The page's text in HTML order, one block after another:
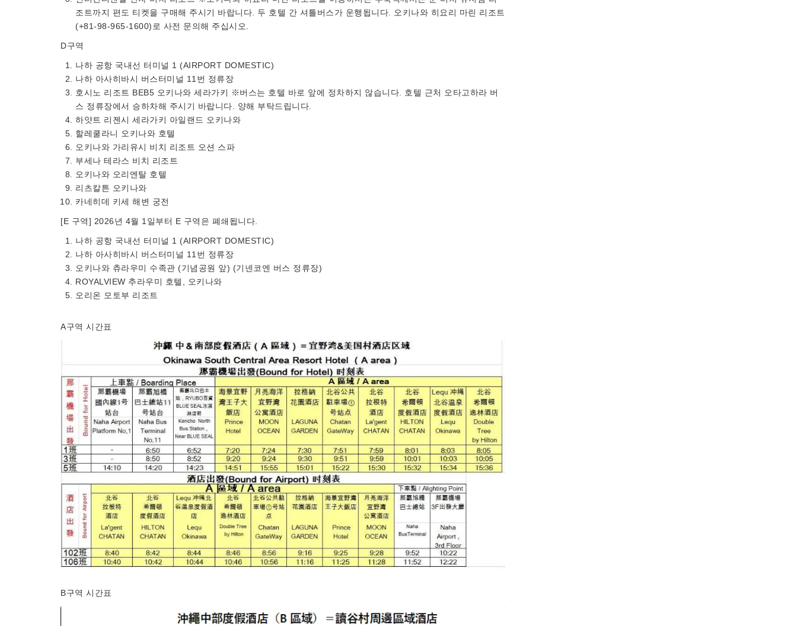
조트까지 편도 티켓을 구매해 주시기 바랍니다. 두 호텔 간 셔틀버스가 운행됩니다. 오키나와 히요리 마린 리조트
(+81-98-965-1600)로 사전 문의해 주십시오.
D구역
나하 공항 국내선 터미널 1 (AIRPORT DOMESTIC)
나하 아사히바시 버스터미널 11번 정류장
호시노 리조트 BEB5 오키나와 세라가키 ※버스는 호텔 바로 앞에 정차하지 않습니다. 호텔 근처 오타고하라 버
스 정류장에서 승하차해 주시기 바랍니다. 양해 부탁드립니다.
하얏트 리젠시 세라가키 아일랜드 오키나와
할레쿨라니 오키나와 호텔
오키나와 가리유시 비치 리조트 오션 스파
부세나 테라스 비치 리조트
오키나와 오리엔탈 호텔
리츠칼튼 오키나와
카네히데 키세 해변 궁전
[E 구역] 2026년 4월 1일부터 E 구역은 폐쇄됩니다.
나하 공항 국내선 터미널 1 (AIRPORT DOMESTIC)
나하 아사히바시 버스터미널 11번 정류장
오키나와 츄라우미 수족관 (기념공원 앞) (기넨코엔 버스 정류장)
ROYALVIEW 추라우미 호텔, 오키나와
오리온 모토부 리조트
A구역 시간표
B구역 시간표